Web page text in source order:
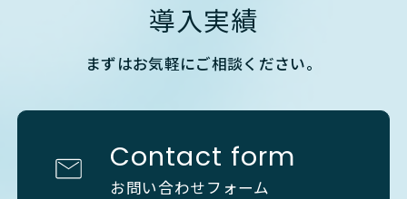
導入実績
まずはお気軽にご相談ください。
Contact form
お問い合わせフォーム